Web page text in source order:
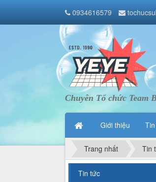
0934616579
Chuyên Tổ chức Team
Giới thiệu
Trang nhất Tin
Tin tức